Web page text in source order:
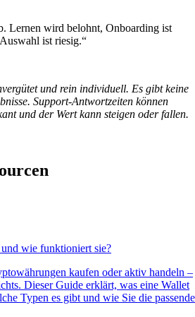
Lernen wird belohnt, Onboarding ist
ist riesig.“
und rein individuell. Es gibt keine
Support-Antwortzeiten können
und der Wert kann steigen oder fallen.
wie funktioniert sie?
kaufen oder aktiv handeln –
Dieser Guide erklärt, was eine Wallet
Typen es gibt und wie Sie die passende